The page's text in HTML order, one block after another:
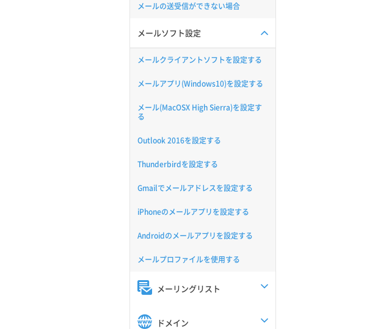
メールの送受信ができない場合
メールソフト設定
メールクライアントソフトを設定する
メールアプリ(Windows10)を設定する
メール(MacOSX High Sierra)を設定す
る
Outlook 2016を設定する
Thunderbirdを設定する
Gmailでメールアドレスを設定する
iPhoneのメールアプリを設定する
Androidのメールアプリを設定する
メールプロファイルを使用する
メーリングリスト
ドメイン